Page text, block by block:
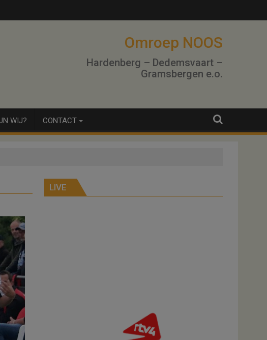
voor waterwinning
Omroep NOOS
Hardenberg – Dedemsvaart –
Gramsbergen e.o.
WIJ? CONTACT
LIVE